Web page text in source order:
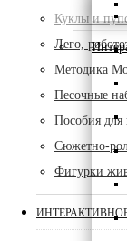
Куклы и
Лего,
Методика
Песочные
Пособия
Сюжетно-
Фигурки